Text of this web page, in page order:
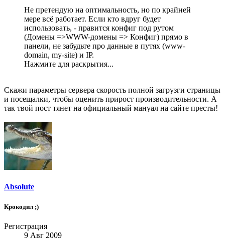
Не претендую на оптимальность, но по крайней
мере всё работает. Если кто вдруг будет
использовать, - правится конфиг под рутом
(Домены =>WWW-домены => Конфиг) прямо в
панели, не забудьте про данные в путях (www-
domain, my-site) и IP.
Нажмите для раскрытия...
Скажи параметры сервера скорость полной загрузги страницы
и посещалки, чтобы оценить прирост производительности. А
так твой пост тянет на официальный мануал на сайте престы!
Absolute
Крокодил ;)
Регистрация
9 Авг 2009